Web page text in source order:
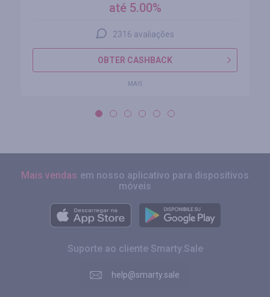
até 5.00%
2316 avaliações
OBTER CASHBACK
MAIS
Mais vendas em nosso aplicativo para dispositivos
móveis
Suporte ao cliente Smarty.Sale
help@smarty.sale